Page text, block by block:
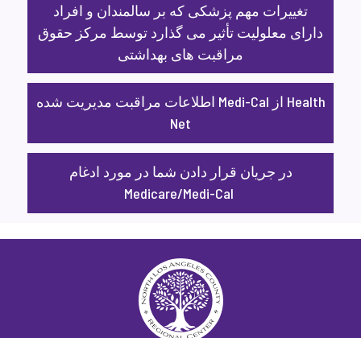
تغییرات مهم پزشکی که بر سالمندان و افراد
دارای معلولیت تأثیر می گذارد توسط مرکز حقوق
مراقبت های بهداشتی
اطلاعات مراقبت مدیریت شده Medi-Cal از Health
Net
در جریان قرار دادن شما در مورد ادغام
Medicare/Medi-Cal